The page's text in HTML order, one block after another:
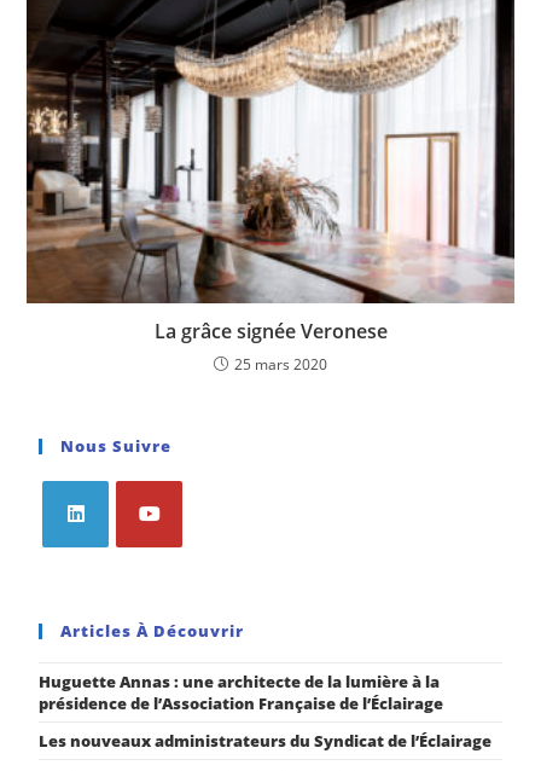
La grâce signée Veronese
25 mars 2020
Nous Suivre
Articles À Découvrir
Huguette Annas : une architecte de la lumière à la
présidence de l’Association Française de l’Éclairage
Les nouveaux administrateurs du Syndicat de l’Éclairage